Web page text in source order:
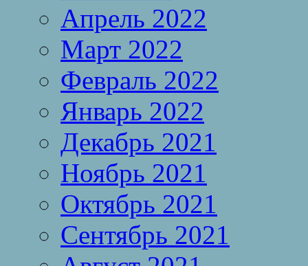
Апрель 2022
Март 2022
Февраль 2022
Январь 2022
Декабрь 2021
Ноябрь 2021
Октябрь 2021
Сентябрь 2021